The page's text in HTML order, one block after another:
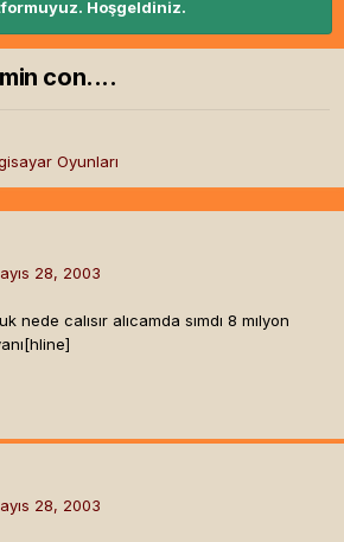
Hoşgeldiniz.
con....
Oyunları
28, 2003
nede calısır alıcamda sımdı 8 mılyon
28, 2003